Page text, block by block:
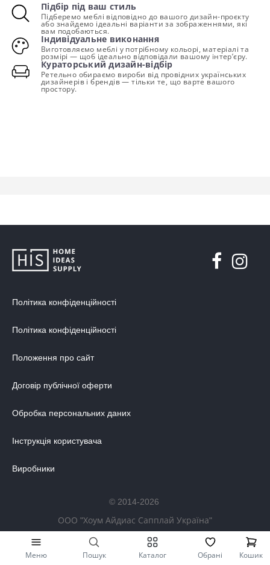
Підбір під ваш стиль
Підберемо меблі відповідно до вашого дизайн-проєкту
або знайдемо ідеальні варіанти за зображеннями, які
вам подобаються.
Індивідуальне виконання
Виготовляємо меблі у потрібному кольорі, матеріалі та
розмірі — щоб ідеально відповідали вашому інтер’єру.
Кураторський дизайн-відбір
Ретельно обираємо вироби від провідних українських
дизайнерів і брендів — тільки те, що варте вашого
простору.
Політика конфіденційності
Політика конфіденційності
Положення про сайт
Договір публічної оферти
Обробка персональних даних
Інструкція користувача
Виробники
© 2014-2026
ООО "Хоум Айдиас Сапплай Україна"
Меню Пошук Каталог Обрані Кошик